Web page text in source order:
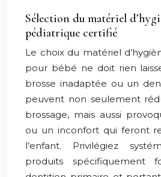
Sélection du matériel
pédiatrique certifié
Le choix du matériel
pour bébé ne doit rien
brosse inadaptée ou un
peuvent non seulement
brossage, mais aussi
ou un inconfort qui feront
l’enfant. Privilégiez
produits spécifiquement